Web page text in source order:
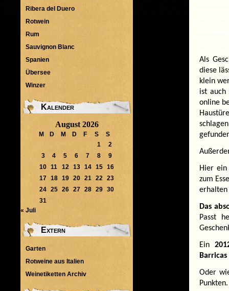
Als
diese
klein
ist auch
online
Hier ein
zum
erhalten
Das
Passt
Ein
Barricas
Oder
Ribera del Duero
Rotwein
Rum
Sauvignon Blanc
Spanien
Übersee
Winzer
Kalender
August 2026
M D M D F S
S
1
2
3
4 5 6 7 8
9
10 11 12 13 14 15
16
17 18 19 20 21 22
23
24 25 26 27 28 29
30
31
« Juli
Extern
Garten
Rotweine aus Italien
Weinetiketten Archiv